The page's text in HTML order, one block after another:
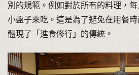
別的規範。例如對於所有的料理，
小盤子來吃。這是為了避免在用餐時
體現了「進食修行」的傳統。